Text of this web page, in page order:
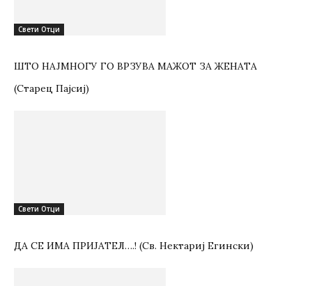
Свети Отци
ШТО НАЈМНОГУ ГО ВРЗУВА МАЖОТ ЗА ЖЕНАТА
(Старец Пајсиј)
Свети Отци
ДА СЕ ИМА ПРИЈАТЕЛ….! (Св. Нектариј Егински)